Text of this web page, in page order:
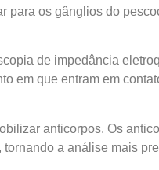
para os gânglios do
de impedância
em que entram em
anticorpos. Os
tornando a análise mais